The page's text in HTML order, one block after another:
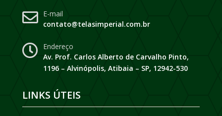
 E-mail
contato@telasimperial.com.br

Endereço
Av. Prof. Carlos Alberto de Carvalho Pinto,
1196 – Alvinópolis, Atibaia – SP, 12942-530
LINKS ÚTEIS